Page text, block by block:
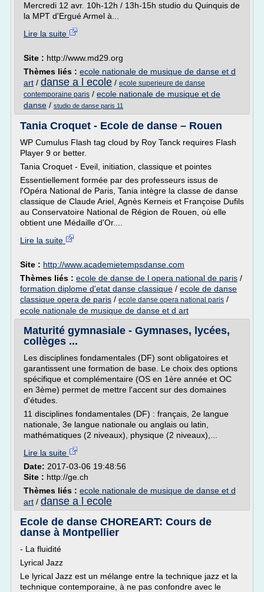
Mercredi 12 avr. 10h-12h / 13h-15h studio du Quinquis de
la MPT d'Ergué Armel à...
Lire la suite
Site : http://www.md29.org
Thèmes liés : ecole nationale de musique de danse et d
art / danse a l ecole / ecole superieure de danse
contemporaine paris / ecole nationale de musique et de
danse / studio de danse paris 11
Tania Croquet - Ecole de danse – Rouen
WP Cumulus Flash tag cloud by Roy Tanck requires Flash
Player 9 or better.
Tania Croquet - Eveil, initiation, classique et pointes
Essentiellement formée par des professeurs issus de
l'Opéra National de Paris, Tania intègre la classe de danse
classique de Claude Ariel, Agnès Kerneis et Françoise Dufils
au Conservatoire National de Région de Rouen, où elle
obtient une Médaille d'Or....
Lire la suite
Site : http://www.academietempsdanse.com
Thèmes liés : ecole de danse de l opera national de paris /
formation diplome d'etat danse classique / ecole de danse
classique opera de paris / ecole danse opera national paris /
ecole nationale de musique de danse et d art
Maturité gymnasiale - Gymnases, lycées,
collèges ...
Les disciplines fondamentales (DF) sont obligatoires et
garantissent une formation de base. Le choix des options
spécifique et complémentaire (OS en 1ère année et OC
en 3ème) permet de mettre l'accent sur des domaines
d'études.
11 disciplines fondamentales (DF) : français, 2e langue
nationale, 3e langue nationale ou anglais ou latin,
mathématiques (2 niveaux), physique (2 niveaux),...
Lire la suite
Date: 2017-03-06 19:48:56
Site : http://ge.ch
Thèmes liés : ecole nationale de musique de danse et d
art / danse a l ecole
Ecole de danse CHOREART: Cours de
danse à Montpellier
- La fluidité
Lyrical Jazz
Le lyrical Jazz est un mélange entre la technique jazz et la
technique contemporaine, à ne pas confondre avec le